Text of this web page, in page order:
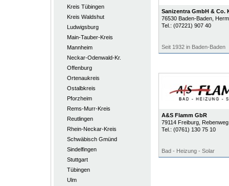
Kreis Tübingen
Kreis Waldshut
Ludwigsburg
Main-Tauber-Kreis
Mannheim
Neckar-Odenwald-Kr.
Offenburg
Ortenaukreis
Ostalbkreis
Pforzheim
Rems-Murr-Kreis
Reutlingen
Rhein-Neckar-Kreis
Schwäbisch Gmünd
Sindelfingen
Stuttgart
Tübingen
Ulm
Sanizentra GmbH & Co.
76530 Baden-Baden,
Tel.: (07221) 907 40
Seit 1932 in Baden-Baden
A&S Flamm GbR
79114 Freiburg,
Tel.: (0761) 130 75 10
Bad - Heizung - Solar